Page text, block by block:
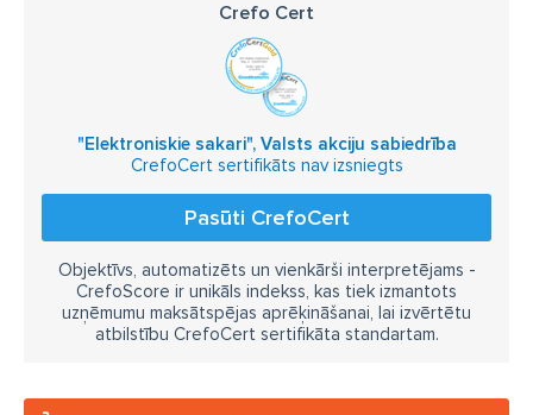
Crefo Cert
"Elektroniskie sakari", Valsts akciju sabiedrība
CrefoCert sertifikāts nav izsniegts
Pasūti CrefoCert
Objektīvs, automatizēts un vienkārši interpretējams -
CrefoScore ir unikāls indekss, kas tiek izmantots
uzņēmumu maksātspējas aprēķināšanai, lai izvērtētu
atbilstību CrefoCert sertifikāta standartam.